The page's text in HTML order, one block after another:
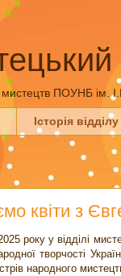
мистецтв ПОУНБ ім.
Історія відділу
квіти з
року у відділі
творчості
народного